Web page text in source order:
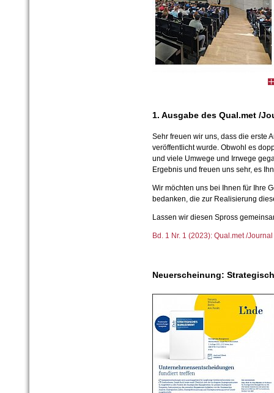
1. Ausgabe des Qual.met /
Sehr freuen wir uns, dass die erste
veröffentlicht wurde. Obwohl es
und viele Umwege und Irrwege
Ergebnis und freuen uns sehr, es
Wir möchten uns bei Ihnen für Ihre
bedanken, die zur Realisierung
Lassen wir diesen Spross
Bd. 1 Nr. 1 (2023): Qual.met /
Neuerscheinung: